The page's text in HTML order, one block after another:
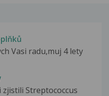
Vasi radu,muj 4 lety
Streptococcus